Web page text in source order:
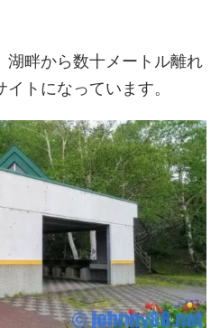
湖畔から数十メートル離れ
トになっています。